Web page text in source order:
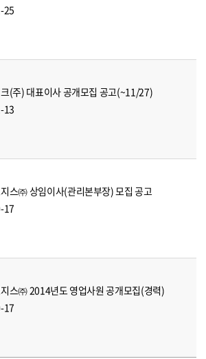
25
(주) 대표이사 공개모집 공고(~11/27)
13
스㈜ 상임이사(관리본부장) 모집 공고
17
스㈜ 2014년도 영업사원 공개모집(경력)
17